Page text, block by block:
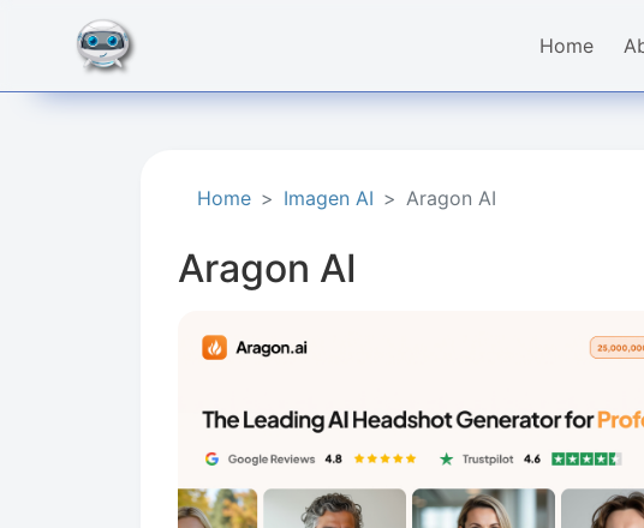
Home
Home Imagen AI Aragon AI
Aragon AI